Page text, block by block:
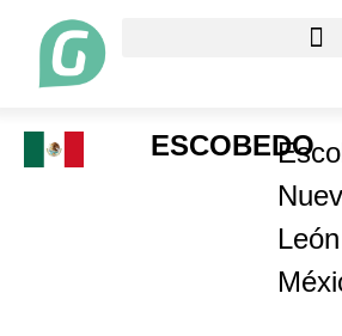
ESCOBEDO